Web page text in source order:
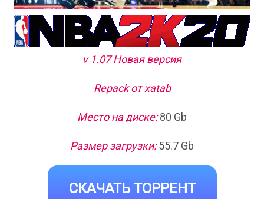
v 1.07 Новая версия
Repack от xatab
Место на диске:80 Gb
Размер загрузки:55.7 Gb
СКАЧАТЬ ТОРРЕНТ